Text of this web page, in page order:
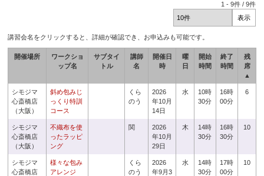
1 -9件 /9件
講習会名をクリックすると、詳細が確認でき、お申込みも可能です。
開催場所
ワークショ
ップ名
サブタイ
トル
講師
名
開催日
時
曜
日
開始
時間
終了
時間
残
席
▲
シモジマ
心斎橋店
（大阪）
斜め包みじ
っくり特訓
コース
くら
のう
2026
年10月
14日
水
10時
30分
16時
00分
6
シモジマ
心斎橋店
（大阪）
不織布を使
ったラッピ
ング
関
2026
年10月
29日
木
14時
30分
16時
30分
10
シモジマ
心斎橋店
様々な包み
アレンジ
くら
のう
2026
年9月3
水
14時
30分
17時
00分
10